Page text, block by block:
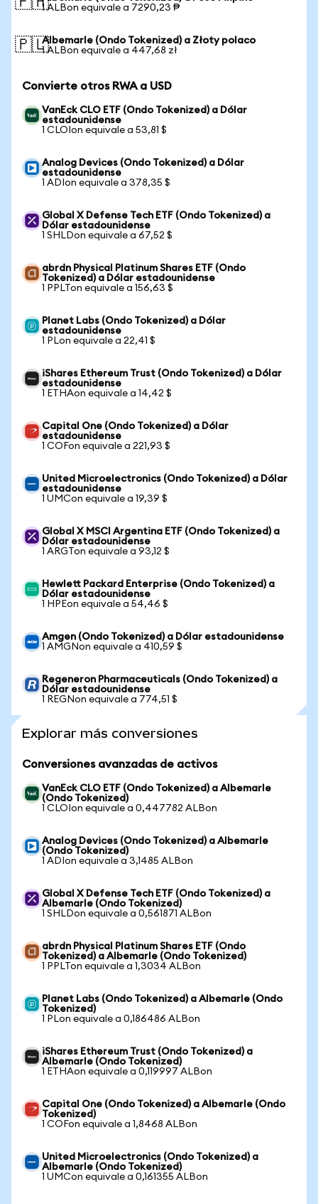
1 ALBon equivale a 7290,23 ₱
🇵🇱Albemarle (Ondo Tokenized) a Złoty polaco
1 ALBon equivale a 447,68 zł
Convierte otros RWA a USD
VanEck CLO ETF (Ondo Tokenized) a Dólar
estadounidense
1 CLOIon equivale a 53,81 $
Analog Devices (Ondo Tokenized) a Dólar
estadounidense
1 ADIon equivale a 378,35 $
Global X Defense Tech ETF (Ondo Tokenized) a
Dólar estadounidense
1 SHLDon equivale a 67,52 $
abrdn Physical Platinum Shares ETF (Ondo
Tokenized) a Dólar estadounidense
1 PPLTon equivale a 156,63 $
Planet Labs (Ondo Tokenized) a Dólar
estadounidense
1 PLon equivale a 22,41 $
iShares Ethereum Trust (Ondo Tokenized) a Dólar
estadounidense
1 ETHAon equivale a 14,42 $
Capital One (Ondo Tokenized) a Dólar
estadounidense
1 COFon equivale a 221,93 $
United Microelectronics (Ondo Tokenized) a Dólar
estadounidense
1 UMCon equivale a 19,39 $
Global X MSCI Argentina ETF (Ondo Tokenized) a
Dólar estadounidense
1 ARGTon equivale a 93,12 $
Hewlett Packard Enterprise (Ondo Tokenized) a
Dólar estadounidense
1 HPEon equivale a 54,46 $
Amgen (Ondo Tokenized) a Dólar estadounidense
1 AMGNon equivale a 410,59 $
Regeneron Pharmaceuticals (Ondo Tokenized) a
Dólar estadounidense
1 REGNon equivale a 774,51 $
Explorar más conversiones
Conversiones avanzadas de activos
VanEck CLO ETF (Ondo Tokenized) a Albemarle
(Ondo Tokenized)
1 CLOIon equivale a 0,447782 ALBon
Analog Devices (Ondo Tokenized) a Albemarle
(Ondo Tokenized)
1 ADIon equivale a 3,1485 ALBon
Global X Defense Tech ETF (Ondo Tokenized) a
Albemarle (Ondo Tokenized)
1 SHLDon equivale a 0,561871 ALBon
abrdn Physical Platinum Shares ETF (Ondo
Tokenized) a Albemarle (Ondo Tokenized)
1 PPLTon equivale a 1,3034 ALBon
Planet Labs (Ondo Tokenized) a Albemarle (Ondo
Tokenized)
1 PLon equivale a 0,186486 ALBon
iShares Ethereum Trust (Ondo Tokenized) a
Albemarle (Ondo Tokenized)
1 ETHAon equivale a 0,119997 ALBon
Capital One (Ondo Tokenized) a Albemarle (Ondo
Tokenized)
1 COFon equivale a 1,8468 ALBon
United Microelectronics (Ondo Tokenized) a
Albemarle (Ondo Tokenized)
1 UMCon equivale a 0,161355 ALBon